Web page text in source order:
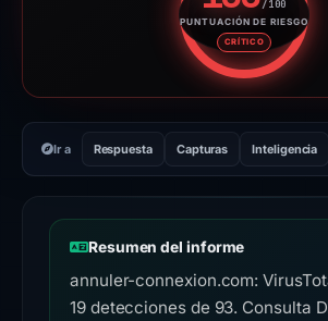
/100
PUNTUACIÓN DE RIESGO
CRÍTICO
Ir a Respuesta Capturas Inteligencia
Resumen del informe
annuler-connexion.com:
19 detecciones de 93. Consulta